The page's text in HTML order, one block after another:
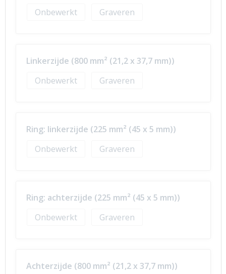
Onbewerkt Graveren
Linkerzijde (800 mm² (21,2 x 37,7 mm))
Onbewerkt
Graveren
Ring: linkerzijde (225 mm² (45 x 5 mm))
Onbewerkt
Graveren
Ring: achterzijde (225 mm² (45 x 5 mm))
Onbewerkt
Graveren
Achterzijde (800 mm² (21,2 x 37,7 mm))